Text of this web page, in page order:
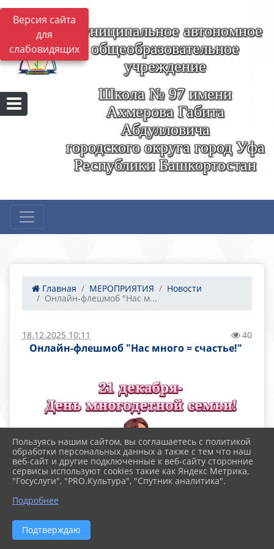
Версия сайта
для
слабовидящих
Муниципальное автономное
общеобразовательное
учреждение
Школа № 97 имени
Ахмерова Габита
Абдулловича
городского округа город Уфа
Республики Башкортостан
Главная МЕРОПРИЯТИЯ
Новости
​Онлайн-флешмоб "Нас м...
18.12.2025 10:11 40
​Онлайн-флешмоб "Нас много = счастье!" ​
Пользуясь нашим сайтом, вы соглашаетесь с политикой
обработки персональных данных а также с тем что наш
веб-сайт и другие подключенные к веб-сайту сторонние
сервисы используют cookies такие как Яндекс Метрика,
"Госуслуги", "PRO.Культура", "Спутник аналитика".
Подробнее
Подтверждаю